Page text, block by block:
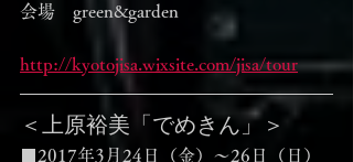
会場　green&garden
http://kyotojisa.wixsite.com/jisa/tour
＜上原裕美「でめきん」＞
■2017年3月24日（金）～26日（日）